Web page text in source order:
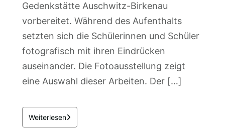
Gedenkstätte Auschwitz-Birkenau
vorbereitet. Während des Aufenthalts
setzten sich die Schülerinnen und Schüler
fotografisch mit ihren Eindrücken
auseinander. Die Fotoausstellung zeigt
eine Auswahl dieser Arbeiten. Der […]
Weiterlesen